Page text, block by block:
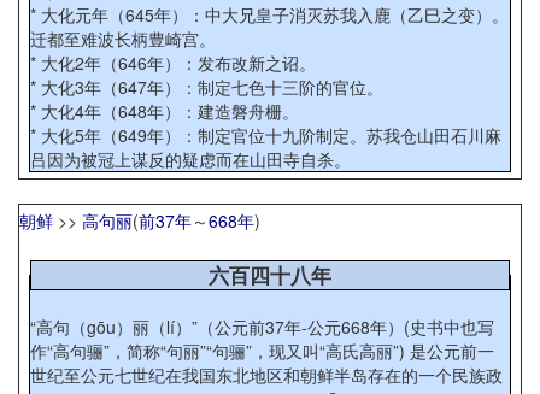
* 大化元年（645年）：中大兄皇子消灭苏我入鹿（乙巳之变）。
迁都至难波长柄豊崎宫。
* 大化2年（646年）：发布改新之诏。
* 大化3年（647年）：制定七色十三阶的官位。
* 大化4年（648年）：建造磐舟栅。
* 大化5年（649年）：制定官位十九阶制定。苏我仓山田石川麻
吕因为被冠上谋反的疑虑而在山田寺自杀。
朝鲜 >> 高句丽(前37年～668年)
六百四十八年
“高句（gōu）丽（lí）”（公元前37年-公元668年）(史书中也写
作“高句骊”，简称“句丽”“句骊”，现又叫“高氏高丽”) 是公元前一
世纪至公元七世纪在我国东北地区和朝鲜半岛存在的一个民族政